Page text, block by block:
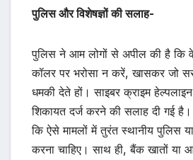
पुलिस और विशेषज्ञों की सलाह-
पुलिस ने आम लोगों से अपील की है कि
कॉलर पर भरोसा न करें, खासकर जो
धमकी देते हों। साइबर क्राइम
शिकायत दर्ज करने की सलाह दी गई है।
कि ऐसे मामलों में तुरंत स्थानीय पुलिस
करना चाहिए। साथ ही, बैंक खातों या